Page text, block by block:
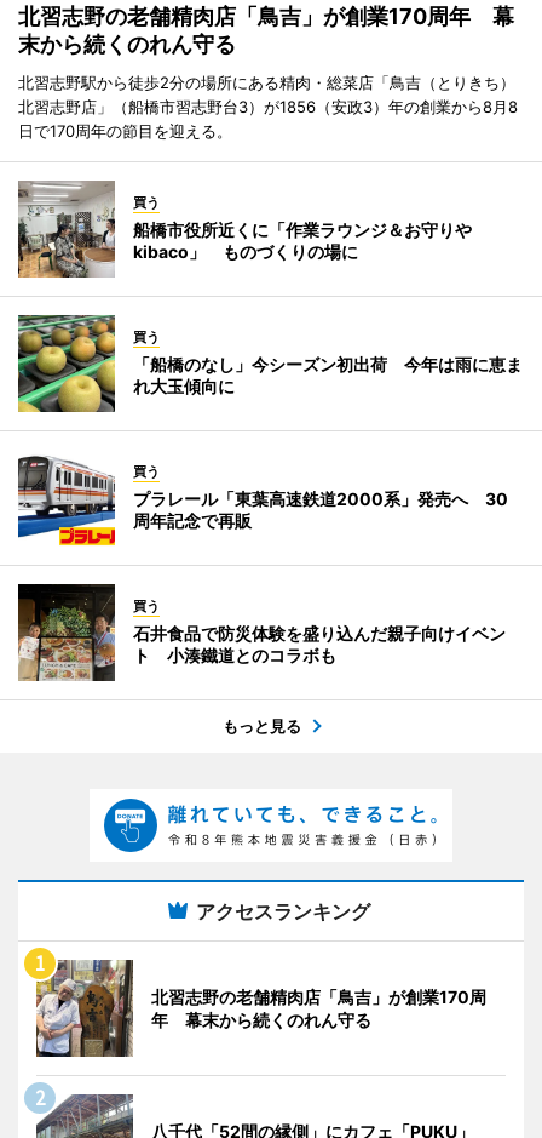
北習志野の老舗精肉店「鳥吉」が創業170周年 幕
末から続くのれん守る
北習志野駅から徒歩2分の場所にある精肉・総菜店「鳥吉（とりきち）
北習志野店」（船橋市習志野台3）が1856（安政3）年の創業から8月8
日で170周年の節目を迎える。
買う
船橋市役所近くに「作業ラウンジ＆お守りや
kibaco」 ものづくりの場に
買う
「船橋のなし」今シーズン初出荷 今年は雨に恵ま
れ大玉傾向に
買う
プラレール「東葉高速鉄道2000系」発売へ 30
周年記念で再販
買う
石井食品で防災体験を盛り込んだ親子向けイベン
ト 小湊鐵道とのコラボも
もっと見る
アクセスランキング
北習志野の老舗精肉店「鳥吉」が創業170周
年 幕末から続くのれん守る
八千代「52間の縁側」にカフェ「PUKU」